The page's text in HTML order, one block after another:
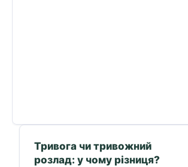
Тривога чи тривожний
розлад: у чому різниця?